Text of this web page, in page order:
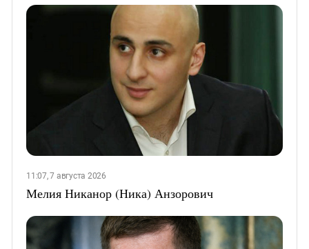
11:07, 7 августа 2026
Мелия Никанор (Ника) Анзорович